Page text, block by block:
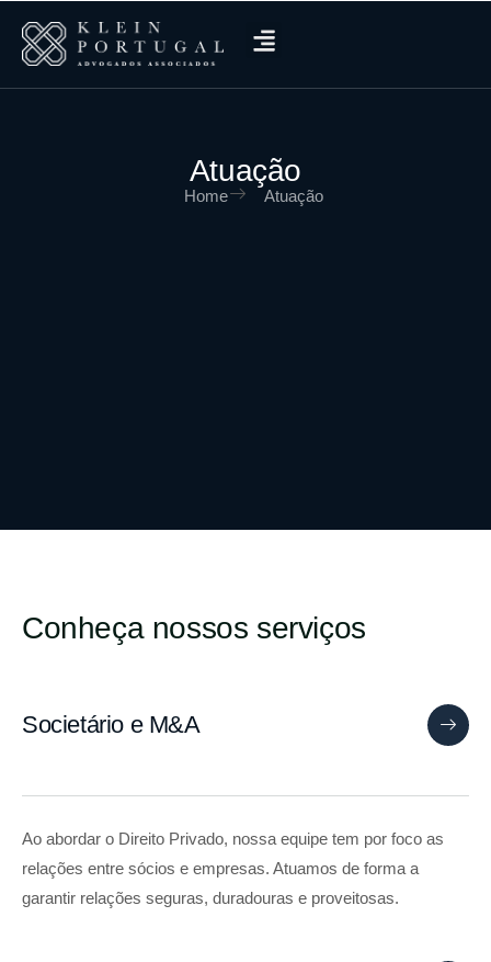
Atuação
Home Atuação
Conheça nossos serviços
Societário e M&A
Ao abordar o Direito Privado, nossa equipe tem por foco as
relações entre sócios e empresas. Atuamos de forma a
garantir relações seguras, duradouras e proveitosas.